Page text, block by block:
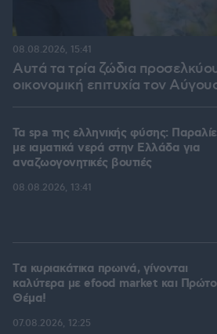
Αυτά τα τρία ζώδια
οικονομική επιτυχία τον
08.08.2026, 15:41
Τα spa της ελληνικής φύσης:
με ιαματικά νερά στην Ελλάδα για
αναζωογονητικές βουτιές
08.08.2026, 13:41
Tα κυριακάτικα πρωινά, γίνονται
καλύτερα με efood market και Πρώτο
Θέμα!
07.08.2026, 12:25